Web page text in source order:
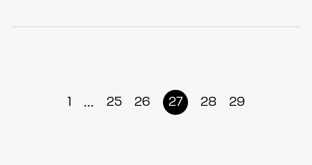
1 ... 25 26 27 28 29